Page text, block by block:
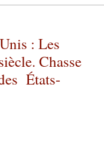
: Les
Chasse
États-